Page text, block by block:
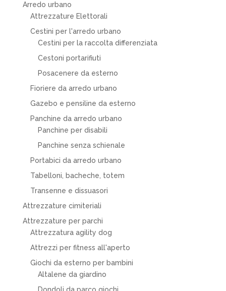
Arredo urbano
Attrezzature Elettorali
Cestini per l'arredo urbano
Cestini per la raccolta differenziata
Cestoni portarifiuti
Posacenere da esterno
Fioriere da arredo urbano
Gazebo e pensiline da esterno
Panchine da arredo urbano
Panchine per disabili
Panchine senza schienale
Portabici da arredo urbano
Tabelloni, bacheche, totem
Transenne e dissuasori
Attrezzature cimiteriali
Attrezzature per parchi
Attrezzatura agility dog
Attrezzi per fitness all'aperto
Giochi da esterno per bambini
Altalene da giardino